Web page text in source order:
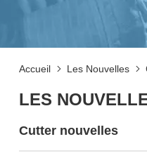
Accueil Les Nouvelles
LES
Cutter nouvelles